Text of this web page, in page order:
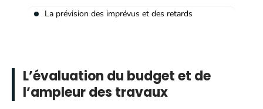
La prévision des imprévus et des retards
L’évaluation du budget et de
l’ampleur des travaux